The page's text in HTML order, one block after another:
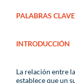
PALABRAS CLAVE
INTRODUCCIÓN
La relación entre
establece que un